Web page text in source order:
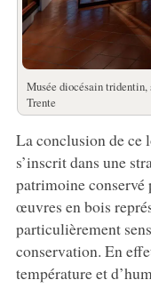
Musée diocésain tridentin,
Trente
La conclusion de ce
s’inscrit dans une
patrimoine conservé
œuvres en bois
particulièrement
conservation. En
température et